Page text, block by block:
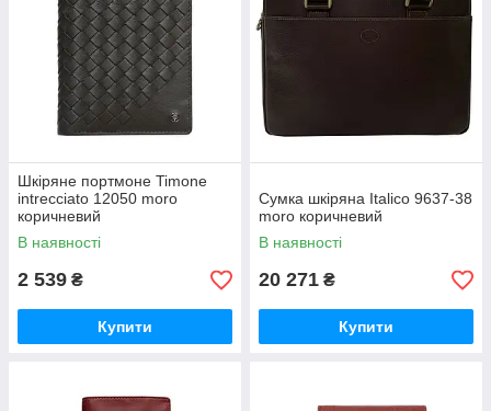
Шкіряне портмоне Timone
intrecciato 12050 moro
коричневий
В наявності
2 539 ₴
Купити
Сумка шкіряна Italico 9637-38
moro коричневий
В наявності
20 271 ₴
Купити